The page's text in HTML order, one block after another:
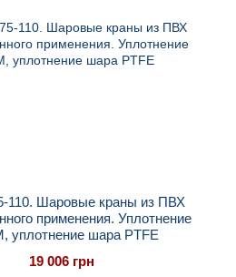
110. Шаровые краны из ПВХ
применения. Уплотнение
уплотнение шара PTFE
19 006 грн